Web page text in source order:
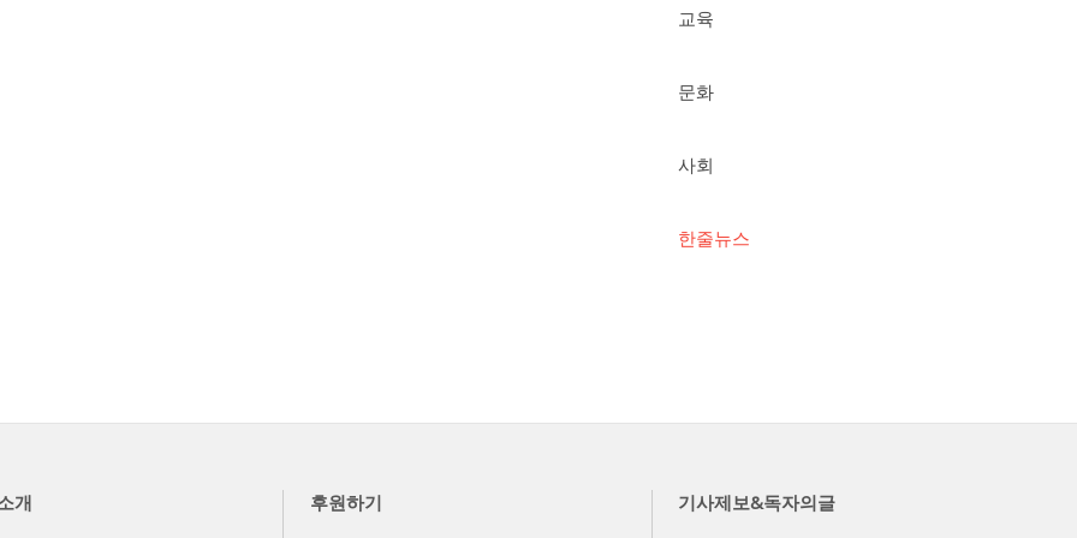
교육
문화
사회
한줄뉴스
개 후원하기 기사제보&독자의글